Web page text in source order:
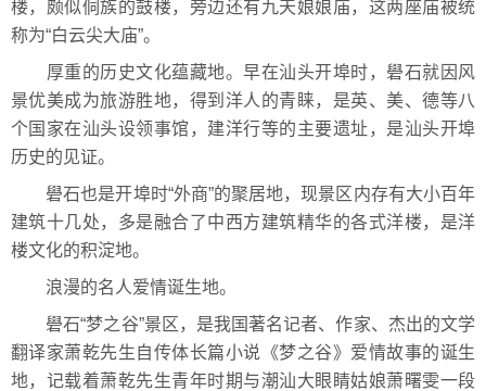
楼，颇似侗族的鼓楼，旁边还有九天娘娘庙，这两座庙被统
称为“白云尖大庙”。
厚重的历史文化蕴藏地。早在汕头开埠时，礐石就因风
景优美成为旅游胜地，得到洋人的青睐，是英、美、德等八
个国家在汕头设领事馆，建洋行等的主要遗址，是汕头开埠
历史的见证。
礐石也是开埠时“外商”的聚居地，现景区内存有大小百年
建筑十几处，多是融合了中西方建筑精华的各式洋楼，是洋
楼文化的积淀地。
浪漫的名人爱情诞生地。
礐石“梦之谷”景区，是我国著名记者、作家、杰出的文学
翻译家萧乾先生自传体长篇小说《梦之谷》爱情故事的诞生
地，记载着萧乾先生青年时期与潮汕大眼睛姑娘萧曙雯一段